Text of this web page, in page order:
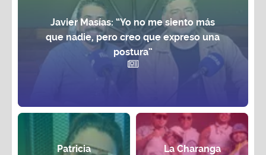
Javier Masías: “Yo no me siento más
que nadie, pero creo que expreso una
postura”
Patricia
La Charanga